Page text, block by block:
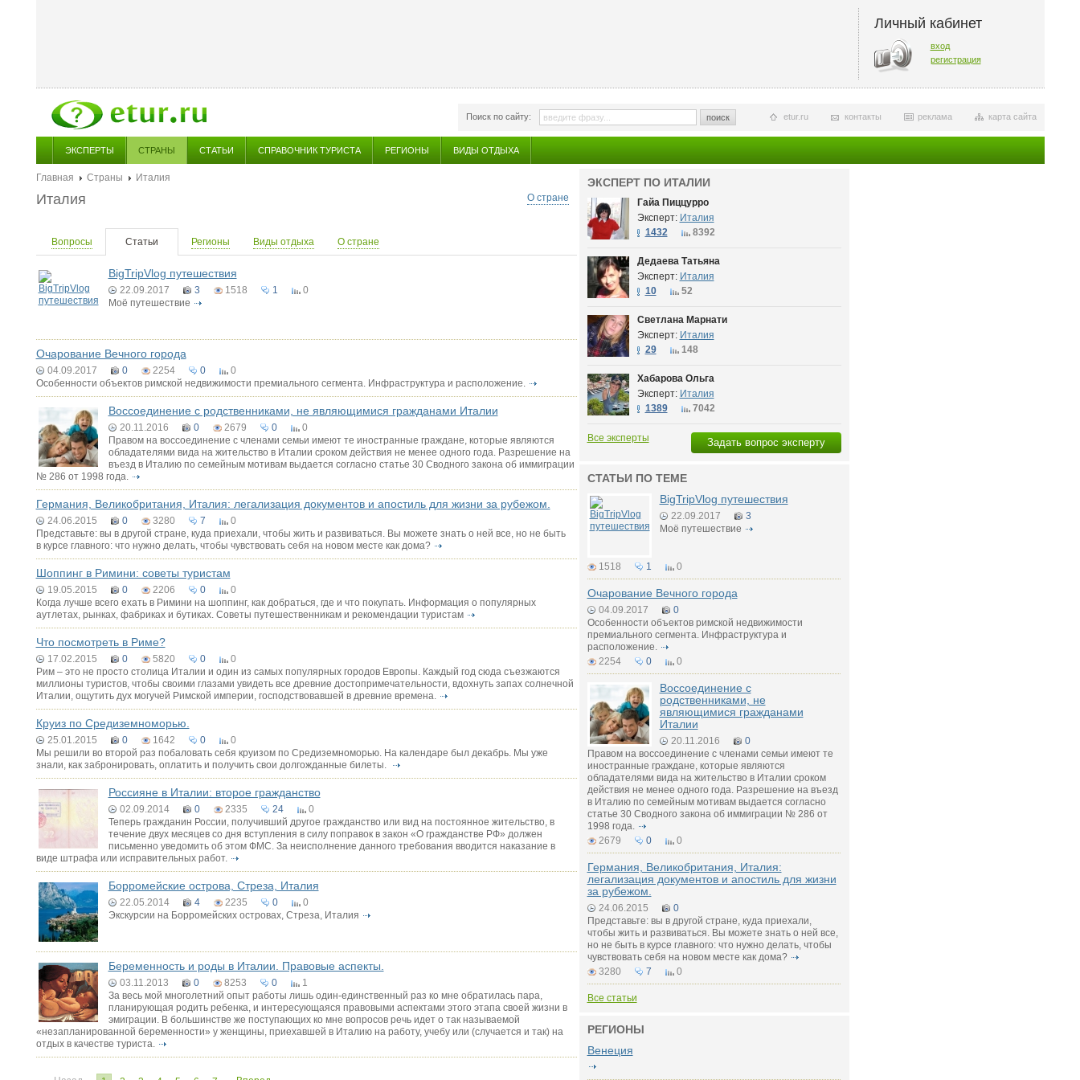
Личный кабинет
вход
регистрация
Поиск по сайту: поиск карта сайта
реклама
контакты
etur.ru
ЭКСПЕРТЫ СТРАНЫ СТАТЬИ СПРАВОЧНИК ТУРИСТА РЕГИОНЫ ВИДЫ ОТДЫХА
Главная Страны
Италия
О стране
Италия
Вопросы Статьи Регионы Виды отдыха О стране
BigTripVlog путешествия
22.09.2017 3 1518 1
0
Моё путешествие
Очарование Вечного города
04.09.2017 0 2254 0
0
Особенности объектов римской недвижимости премиального сегмента. Инфраструктура и расположение.
Воссоединение с родственниками, не являющимися гражданами Италии
20.11.2016 0 2679 0
0
Правом на воссоединение с членами семьи имеют те иностранные граждане, которые являются
обладателями вида на жительство в Италии сроком действия не менее одного года. Разрешение на
въезд в Италию по семейным мотивам выдается согласно статье 30 Сводного закона об иммиграции
№ 286 от 1998 года.
Германия, Великобритания, Италия: легализация документов и апостиль для жизни за рубежом.
24.06.2015 0 3280 7
0
Представьте: вы в другой стране, куда приехали, чтобы жить и развиваться. Вы можете знать о ней все, но не быть
в курсе главного: что нужно делать, чтобы чувствовать себя на новом месте как дома?
Шоппинг в Римини: советы туристам
19.05.2015 0 2206 0
0
Когда лучше всего ехать в Римини на шоппинг, как добраться, где и что покупать. Информация о популярных
аутлетах, рынках, фабриках и бутиках. Советы путешественникам и рекомендации туристам
Что посмотреть в Риме?
17.02.2015 0 5820 0
0
Рим – это не просто столица Италии и один из самых популярных городов Европы. Каждый год сюда съезжаются
миллионы туристов, чтобы своими глазами увидеть все древние достопримечательности, вдохнуть запах солнечной
Италии, ощутить дух могучей Римской империи, господствовавшей в древние времена.
Круиз по Средиземноморью.
25.01.2015 0 1642 0
0
Мы решили во второй раз побаловать себя круизом по Средиземноморью. На календаре был декабрь. Мы уже
знали, как забронировать, оплатить и получить свои долгожданные билеты.
Россияне в Италии: второе гражданство
02.09.2014 0 2335 24
0
Теперь гражданин России, получивший другое гражданство или вид на постоянное жительство, в
течение двух месяцев со дня вступления в силу поправок в закон «О гражданстве РФ» должен
письменно уведомить об этом ФМС. За неисполнение данного требования вводится наказание в
виде штрафа или исправительных работ.
Борромейские острова, Стреза, Италия
22.05.2014 4 2235 0
0
Экскурсии на Борромейских островах, Стреза, Италия
Беременность и роды в Италии. Правовые аспекты.
03.11.2013 0 8253 0
1
За весь мой многолетний опыт работы лишь один-единственный раз ко мне обратилась пара,
планирующая родить ребенка, и интересующаяся правовыми аспектами этого этапа своей жизни в
эмиграции. В большинстве же поступающих ко мне вопросов речь идет о так называемой
«незапланированной беременности» у женщины, приехавшей в Италию на работу, учебу или (случается и так) на
отдых в качестве туриста.
ЭКСПЕРТ ПО ИТАЛИИ
Гайа Пиццурро
Эксперт: Италия
1432
8392
Дедаева Татьяна
Эксперт: Италия
10
52
Светлана Марнати
Эксперт: Италия
29
148
Хабарова Ольга
Эксперт: Италия
1389
7042
Задать вопрос эксперту
Все эксперты
СТАТЬИ ПО ТЕМЕ
BigTripVlog путешествия
22.09.2017
3
Моё путешествие
1518 1 0
Очарование Вечного города
04.09.2017
0
Особенности объектов римской недвижимости
премиального сегмента. Инфраструктура и
расположение.
2254
0 0
Воссоединение с
родственниками, не
являющимися гражданами
Италии
20.11.2016
0
Правом на воссоединение с членами семьи имеют те
иностранные граждане, которые являются
обладателями вида на жительство в Италии сроком
действия не менее одного года. Разрешение на въезд
в Италию по семейным мотивам выдается согласно
статье 30 Сводного закона об иммиграции № 286 от
1998 года.
2679
0 0
Германия, Великобритания, Италия:
легализация документов и апостиль для жизни
за рубежом.
24.06.2015
0
Представьте: вы в другой стране, куда приехали,
чтобы жить и развиваться. Вы можете знать о ней все,
но не быть в курсе главного: что нужно делать, чтобы
чувствовать себя на новом месте как дома?
3280
7 0
Все статьи
РЕГИОНЫ
Венеция